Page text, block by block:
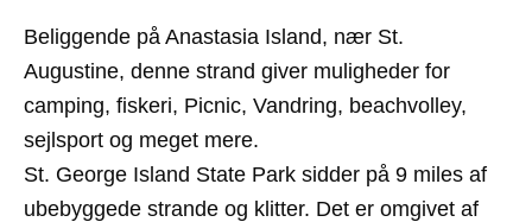
Beliggende på Anastasia Island, nær St.
Augustine, denne strand giver muligheder for
camping, fiskeri, Picnic, Vandring, beachvolley,
sejlsport og meget mere.
St. George Island State Park sidder på 9 miles af
ubebyggede strande og klitter. Det er omgivet af